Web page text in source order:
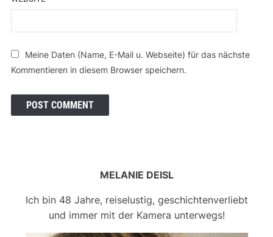
Meine Daten (Name, E-Mail u. Webseite) für das nächste
Kommentieren in diesem Browser speichern.
MELANIE DEISL
Ich bin 48 Jahre, reiselustig, geschichtenverliebt
und immer mit der Kamera unterwegs!